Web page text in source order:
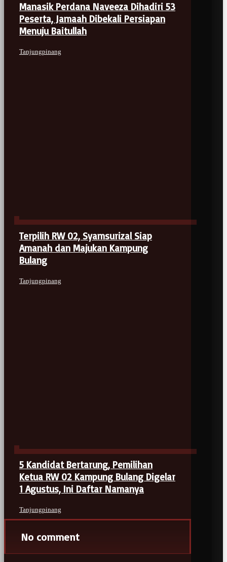
Manasik Perdana Naveeza Dihadiri 53
Peserta, Jamaah Dibekali Persiapan
Menuju Baitullah
Tanjungpinang
Terpilih RW 02, Syamsurizal Siap
Amanah dan Majukan Kampung
Bulang
Tanjungpinang
5 Kandidat Bertarung, Pemilihan
Ketua RW 02 Kampung Bulang Digelar
1 Agustus, Ini Daftar Namanya
Tanjungpinang
No comment